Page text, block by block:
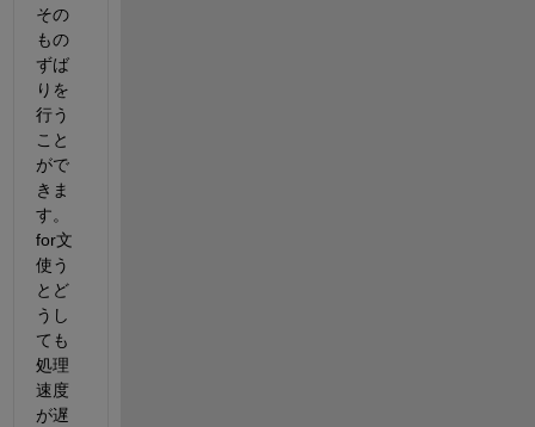
その
もの
ずば
りを
行う
こと
がで
きま
す。
for文
使う
とど
うし
ても
処理
速度
が遅